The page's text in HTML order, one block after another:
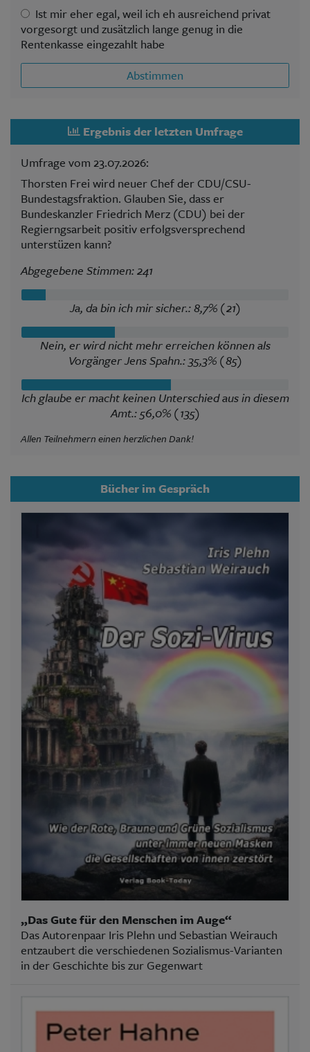
Ist mir eher egal, weil ich eh ausreichend privat
vorgesorgt und zusätzlich lange genug in die
Rentenkasse eingezahlt habe
Abstimmen
Ergebnis der letzten Umfrage
Umfrage vom 23.07.2026:
Thorsten Frei wird neuer Chef der CDU/CSU-
Bundestagsfraktion. Glauben Sie, dass er
Bundeskanzler Friedrich Merz (CDU) bei der
Regierngsarbeit positiv erfolgsversprechend
unterstüzen kann?
Abgegebene Stimmen: 241
Ja, da bin ich mir sicher.: 8,7% (21)
Nein, er wird nicht mehr erreichen können als
Vorgänger Jens Spahn.: 35,3% (85)
Ich glaube er macht keinen Unterschied aus in diesem
Amt.: 56,0% (135)
Allen Teilnehmern einen herzlichen Dank!
Bücher im Gespräch
„Das Gute für den Menschen im Auge“
Das Autorenpaar Iris Plehn und Sebastian Weirauch
entzaubert die verschiedenen Sozialismus-Varianten
in der Geschichte bis zur Gegenwart